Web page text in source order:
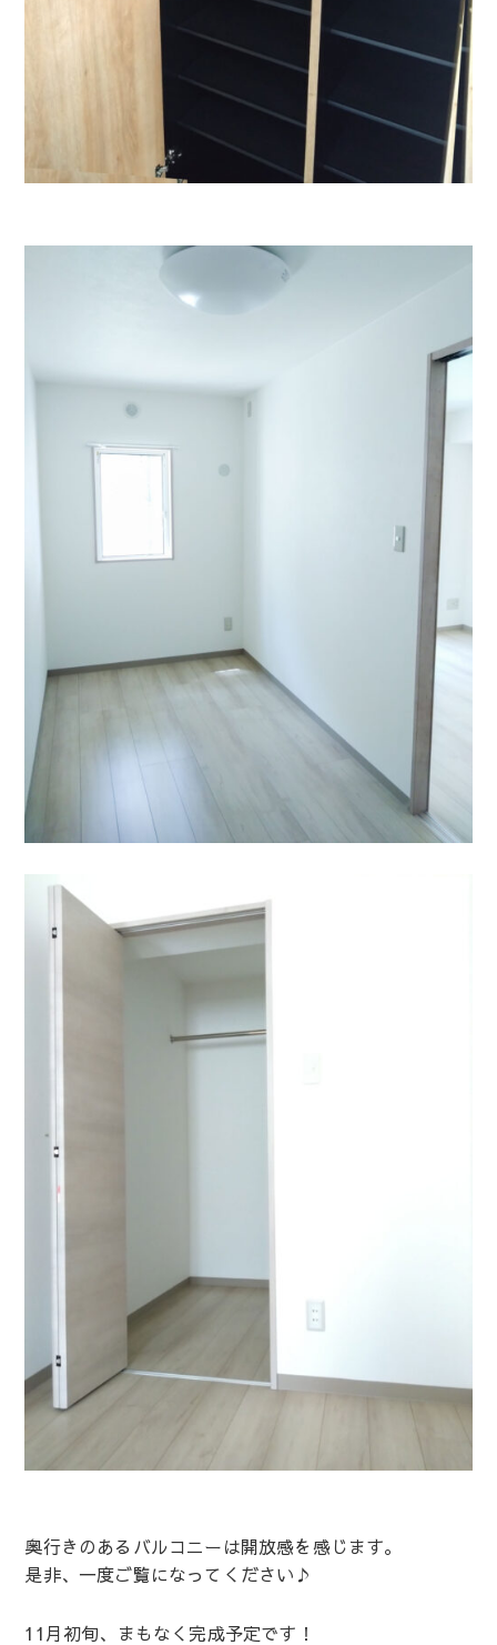
奥行きのあるバルコニーは開放感を感じます。
是非、一度ご覧になってください♪
11月初旬、まもなく完成予定です！